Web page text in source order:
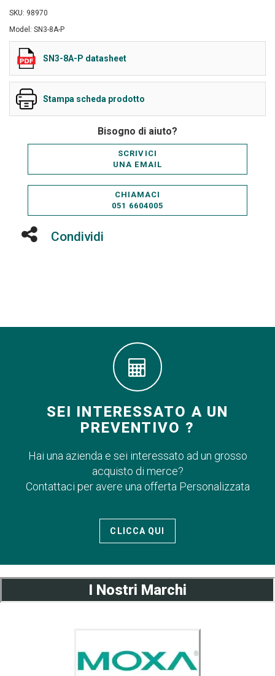
SKU: 98970
Model: SN3-8A-P
SN3-8A-P datasheet
Stampa scheda prodotto
Bisogno di aiuto?
SCRIVICI
UNA EMAIL
CHIAMACI
051 6604005
Condividi
SEI INTERESSATO A UN
PREVENTIVO ?
Hai una azienda e sei interessato ad un grosso
acquisto di merce?
Contattaci per avere una offerta Personalizzata
CLICCA QUI
I Nostri Marchi